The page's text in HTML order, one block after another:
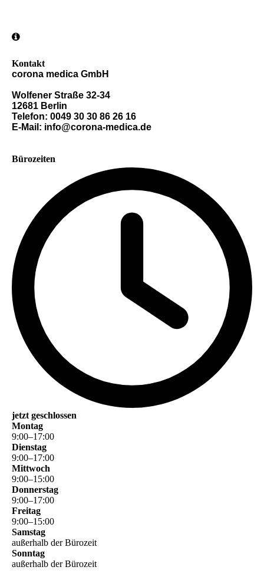
Kontakt
corona medica GmbH
Wolfener Straße 32-34
12681 Berlin
Telefon: 0049 30 30 86 26 16
E-Mail: info@corona-medica.de
Bürozeiten
jetzt geschlossen
Montag
9:00–17:00
Dienstag
9:00–17:00
Mittwoch
9:00–15:00
Donnerstag
9:00–17:00
Freitag
9:00–15:00
Samstag
außerhalb der Bürozeit
Sonntag
außerhalb der Bürozeit